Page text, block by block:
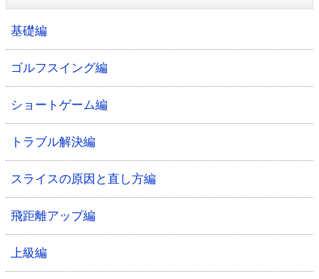
基礎編
ゴルフスイング編
ショートゲーム編
トラブル解決編
スライスの原因と直し方編
飛距離アップ編
上級編